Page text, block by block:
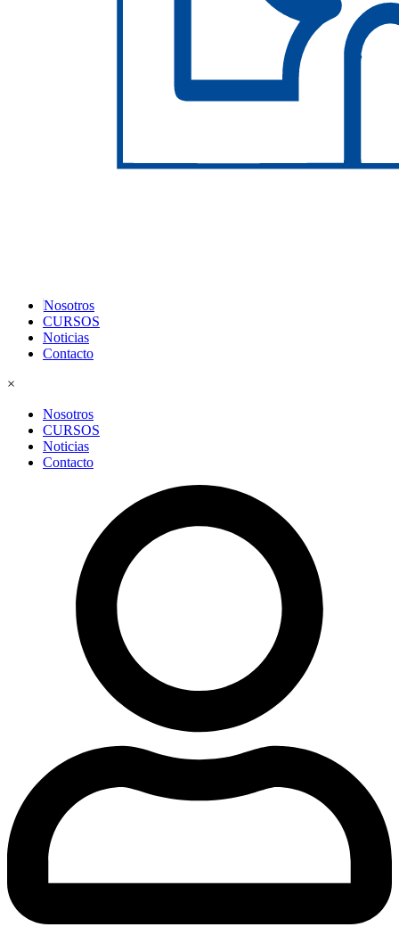
Nosotros
CURSOS
Noticias
Contacto
×
Nosotros
CURSOS
Noticias
Contacto